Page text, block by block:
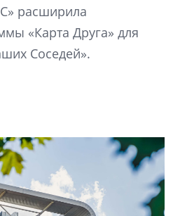
расширила
«Карта Друга» для
Соседей».